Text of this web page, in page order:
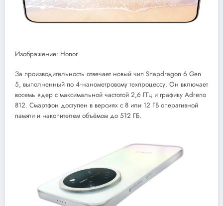
Изображение: Honor
За производительность отвечает новый чип Snapdragon 6 Gen
5, выполненный по 4‑нанометровому техпроцессу. Он включает
восемь ядер с максимальной частотой 2,6 ГГц и графику Adreno
812. Смартфон доступен в версиях с 8 или 12 ГБ оперативной
памяти и накопителем объёмом до 512 ГБ.